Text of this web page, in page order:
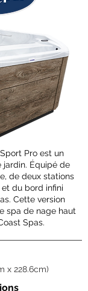
Pro est un
Équipé de
de deux stations
du bord infini
Cette version
spa de nage haut
Spas.
x 228.6cm)